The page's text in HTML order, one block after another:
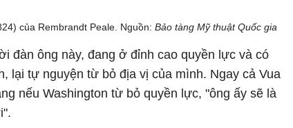
của Rembrandt Peale. Nguồn: Bảo tàng Mỹ thuật Quốc gia
đàn ông này, đang ở đỉnh cao quyền lực và có
lại tự nguyện từ bỏ địa vị của mình. Ngay cả Vua
nếu Washington từ bỏ quyền lực, "ông ấy sẽ là